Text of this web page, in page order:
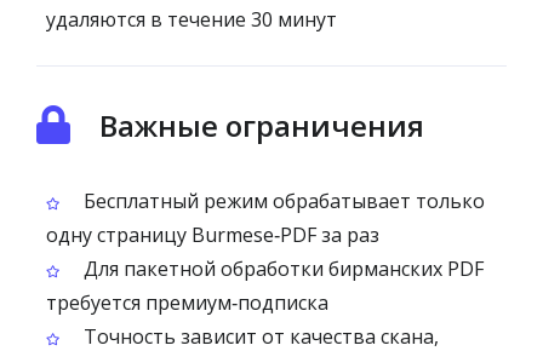
удаляются в течение 30 минут
Важные ограничения
Бесплатный режим обрабатывает только
одну страницу Burmese‑PDF за раз
Для пакетной обработки бирманских PDF
требуется премиум‑подписка
Точность зависит от качества скана,